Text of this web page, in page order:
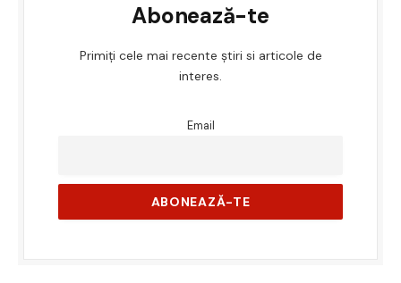
Abonează-te
Primiți cele mai recente știri si articole de
interes.
Email